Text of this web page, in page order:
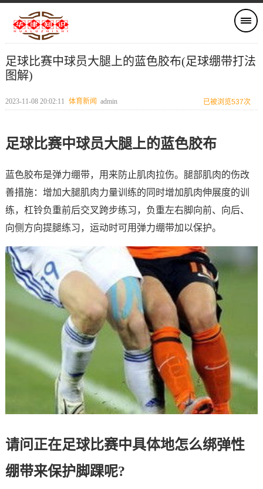
足球比赛中球员大腿上的蓝色胶布(足球绷带打法
图解)
2023-11-08 20:02:11 体育新闻 admin 已被浏览537次
足球比赛中球员大腿上的蓝色胶布
蓝色胶布是弹力绷带，用来防止肌肉拉伤。腿部肌肉的伤改
善措施：增加大腿肌肉力量训练的同时增加肌肉伸展度的训
练，杠铃负重前后交叉跨步练习，负重左右脚向前、向后、
向侧方向提腿练习，运动时可用弹力绷带加以保护。
请问正在足球比赛中具体地怎么绑弹性
绷带来保护脚踝呢?